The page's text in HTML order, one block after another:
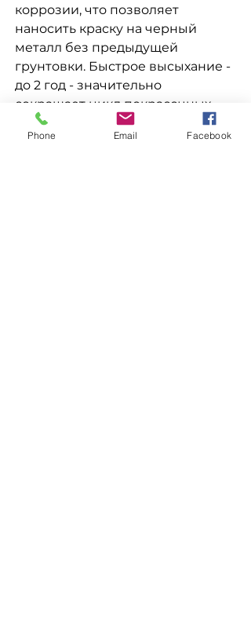
коррозии, что позволяет
наносить краску на черный
металл без предыдущей
грунтовки. Быстрое высыхание -
до 2 год - значительно
сокращает цикл покрасочных
работ. Благодаря повышенной
атмосферостойкости покрытия,
Phone Email Facebook